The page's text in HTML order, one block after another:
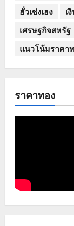
ฮั่วเซ่งเฮง
เ
เศรษฐกิจสหรัฐ
แนวโน้มราคา
ราคาทอง